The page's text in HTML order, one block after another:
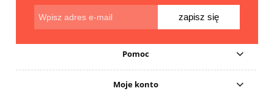
zapisz się
Pomoc
Moje konto